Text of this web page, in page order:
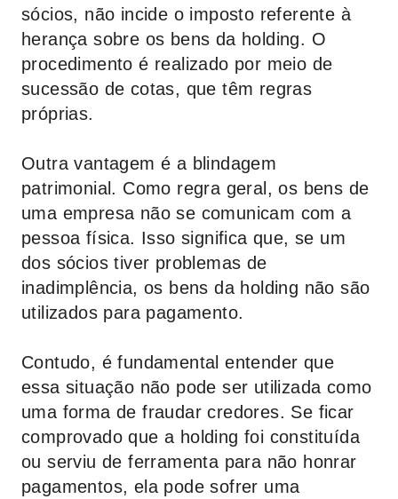
sócios, não incide o imposto referente à
herança sobre os bens da holding. O
procedimento é realizado por meio de
sucessão de cotas, que têm regras
próprias.
Outra vantagem é a blindagem
patrimonial. Como regra geral, os bens de
uma empresa não se comunicam com a
pessoa física. Isso significa que, se um
dos sócios tiver problemas de
inadimplência, os bens da holding não são
utilizados para pagamento.
Contudo, é fundamental entender que
essa situação não pode ser utilizada como
uma forma de fraudar credores. Se ficar
comprovado que a holding foi constituída
ou serviu de ferramenta para não honrar
pagamentos, ela pode sofrer uma